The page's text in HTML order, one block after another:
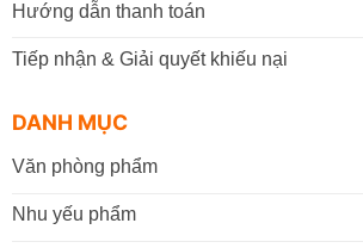
Hướng dẫn thanh toán
Tiếp nhận & Giải quyết khiếu nại
DANH MỤC
Văn phòng phẩm
Nhu yếu phẩm